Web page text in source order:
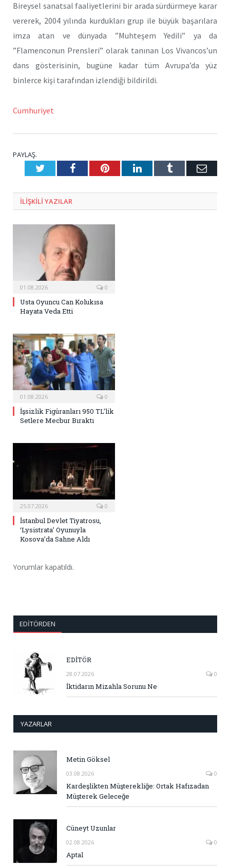
Bireysel sanatsal faaliyetlerini bir arada sürdürmeye karar
vererek, 2004 yılında kurdukları grup ile büyük başarılara
imza atan ve dünyada ”Muhteşem Yedili” ya da
”Flamenconun Prensleri” olarak tanınan Los Vivancos’un
dans gösterisinin, bugüne kadar tüm Avrupa’da yüz
binlerce kişi tarafından izlendiği bildirildi.
Cumhuriyet
PAYLAŞ.
TwitterFacebookPinterestLinkedInTumblr E-
ILIŞKILI YAZILAR
01.08.2026 0
Usta Oyuncu Can Kolukısa
Hayata Veda Etti
01.08.2026 0
İşsizlik Figüranları 950 TL’lik
Setlere Mecbur Bıraktı
25.07.2026 0
İstanbul Devlet Tiyatrosu,
‘Lysistrata’ Oyunuyla
Kosova’da Sahne Aldı
Yorumlar kapatıldı.
EDITÖRDEN
EDİTÖR
28.07.2026 0
İktidarın Mizahla Sorunu Ne
YAZARLAR
Metin Göksel
03.08.2026 0
Kardeşlikten Müşterekliğe: Ortak Hafızadan
Müşterek Geleceğe
Cüneyt Uzunlar
02.08.2026 0
Aptal